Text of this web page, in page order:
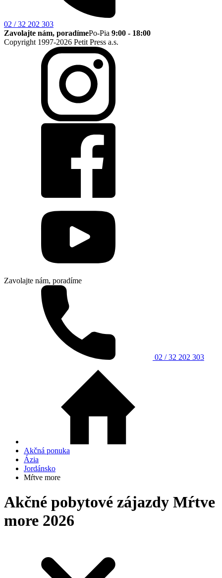
02 / 32 202 303
Zavolajte nám, poradímePo-Pia 9:00 - 18:00
Copyright 1997-2026 Petit Press a.s.
Zavolajte nám, poradíme
02 / 32 202 303
Akčná ponuka
Ázia
Jordánsko
Mŕtve more
Akčné pobytové zájazdy Mŕtve
more 2026